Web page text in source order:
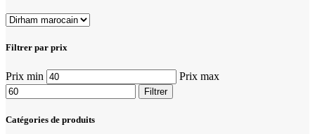
Filtrer par prix
Prix min Prix max
Filtrer
Catégories de produits